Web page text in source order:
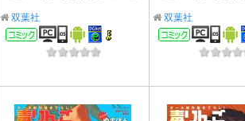
双葉社
コミック
双葉社
コミック